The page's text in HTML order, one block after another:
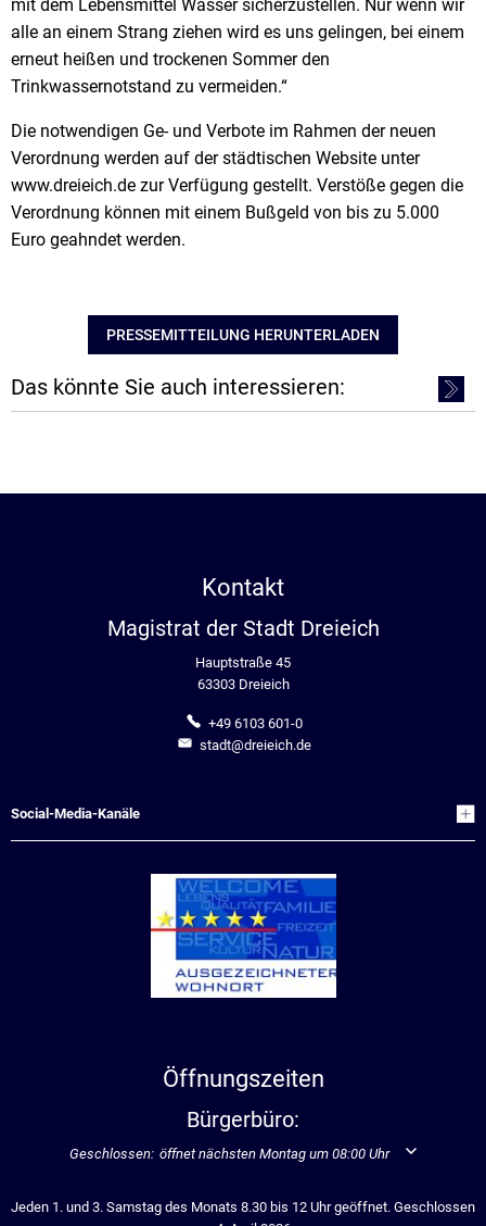
mit dem Lebensmittel Wasser sicherzustellen. Nur wenn wir
alle an einem Strang ziehen wird es uns gelingen, bei einem
erneut heißen und trockenen Sommer den
Trinkwassernotstand zu vermeiden.“
Die notwendigen Ge- und Verbote im Rahmen der neuen
Verordnung werden auf der städtischen Website unter
www.dreieich.de zur Verfügung gestellt. Verstöße gegen die
Verordnung können mit einem Bußgeld von bis zu 5.000
Euro geahndet werden.
PRESSEMITTEILUNG HERUNTERLADEN
Das könnte Sie auch interessieren:
Kontakt
Magistrat der Stadt Dreieich
Hauptstraße 45
63303 Dreieich
+49 6103 601-0
stadt@dreieich.de
Social-Media-Kanäle
Öffnungszeiten
Bürgerbüro:
Klicken, um weitere Öffnungs- oder Schließzeiten auszublenden
Geschlossen: öffnet nächsten Montag um 08:00 Uhr
Jeden 1. und 3. Samstag des Monats 8.30 bis 12 Uhr geöffnet. Geschlossen